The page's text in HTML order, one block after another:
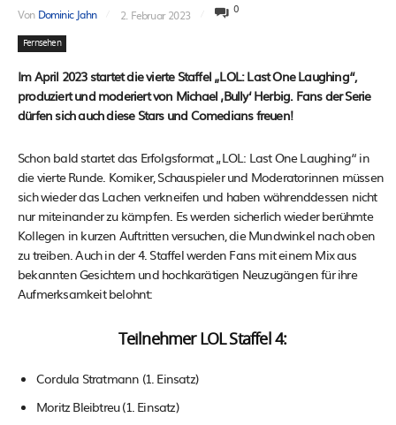
Von Dominic Jahn 2. Februar 2023 0
Fernsehen
Im April 2023 startet die vierte Staffel „LOL: Last One Laughing“,
produziert und moderiert von Michael ‚Bully‘ Herbig. Fans der Serie
dürfen sich auch diese Stars und Comedians freuen!
Schon bald startet das Erfolgsformat „LOL: Last One Laughing“ in
die vierte Runde. Komiker, Schauspieler und Moderatorinnen müssen
sich wieder das Lachen verkneifen und haben währenddessen nicht
nur miteinander zu kämpfen. Es werden sicherlich wieder berühmte
Kollegen in kurzen Auftritten versuchen, die Mundwinkel nach oben
zu treiben. Auch in der 4. Staffel werden Fans mit einem Mix aus
bekannten Gesichtern und hochkarätigen Neuzugängen für ihre
Aufmerksamkeit belohnt:
Teilnehmer LOL Staffel 4:
Cordula Stratmann (1. Einsatz)
Moritz Bleibtreu (1. Einsatz)